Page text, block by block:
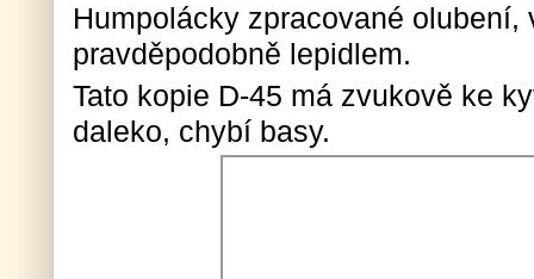
Humpolácky zpracované olubení,
pravděpodobně lepidlem.
Tato kopie D-45 má zvukově ke
daleko, chybí basy.